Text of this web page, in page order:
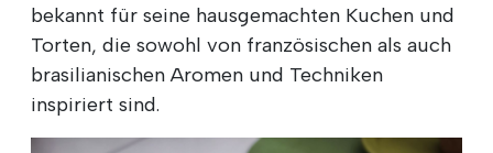
bekannt für seine hausgemachten Kuchen und
Torten, die sowohl von französischen als auch
brasilianischen Aromen und Techniken
inspiriert sind.